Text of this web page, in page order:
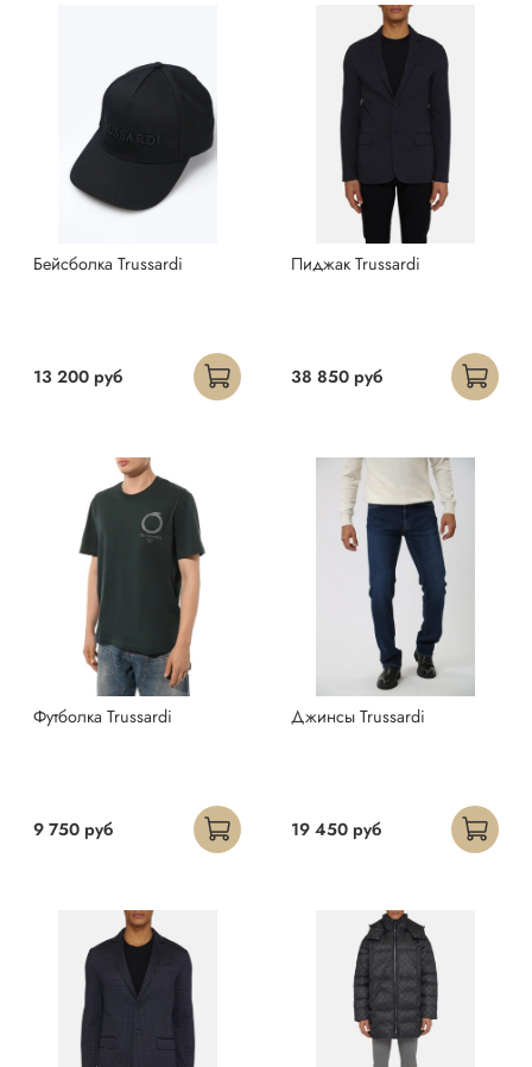
Бейсболка Trussardi
13 200 руб
Пиджак Trussardi
38 850 руб
Футболка Trussardi
9 750 руб
Джинсы Trussardi
19 450 руб